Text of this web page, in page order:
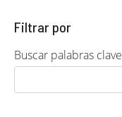
Filtrar por
Buscar palabras clave